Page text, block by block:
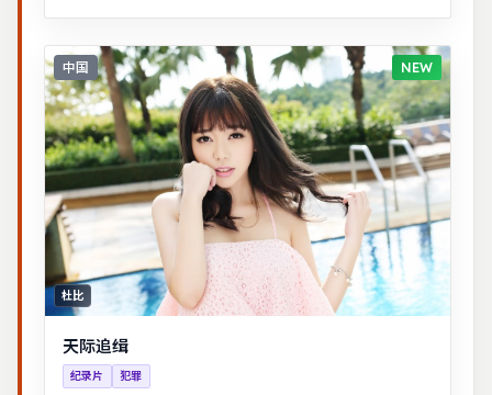
中国 NEW
杜比
天际追缉
纪录片 犯罪